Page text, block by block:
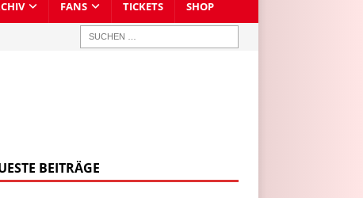
FANS TICKETS SHOP
BEITRÄGE